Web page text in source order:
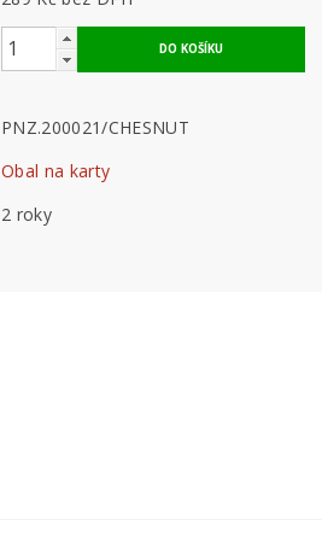
PNZ.200021/CHESNUT
Obal na karty
2 roky